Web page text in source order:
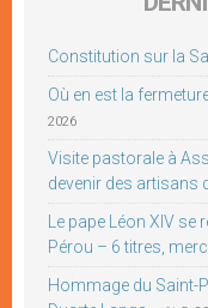
Constitution sur la
Où en est la
2026
Visite pastorale à
devenir des artisans
Le pape Léon XIV
Pérou – 6 titres,
Hommage du Saint-